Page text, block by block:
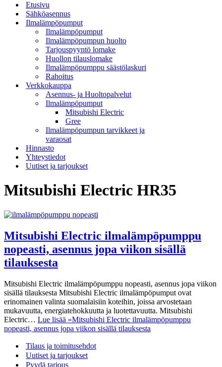
Etusivu
Sähköasennus
Ilmalämpöpumput
Ilmalämpöpumput
Ilmalämpöpumpun huolto
Tarjouspyyntö lomake
Huollon tilauslomake
Ilmalämpöpumppu säästölaskuri
Rahoitus
Verkkokauppa
Asennus- ja Huoltopalvelut
Ilmalämpöpumput
Mitsubishi Electric
Gree
Ilmalämpöpumpun tarvikkeet ja
varaosat
Hinnasto
Yhteystiedot
Uutiset ja tarjoukset
Mitsubishi Electric HR35
Mitsubishi Electric ilmalämpöpumppu
nopeasti, asennus jopa viikon sisällä
tilauksesta
Mitsubishi Electric ilmalämpöpumppu nopeasti, asennus jopa viikon
sisällä tilauksesta Mitsubishi Electric ilmalämpöpumput ovat
erinomainen valinta suomalaisiin koteihin, joissa arvostetaan
mukavuutta, energiatehokkuutta ja luotettavuutta. Mitsubishi
Electric… Lue lisää »Mitsubishi Electric ilmalämpöpumppu
nopeasti, asennus jopa viikon sisällä tilauksesta
Tilaus ja toimitusehdot
Uutiset ja tarjoukset
Pyydä tarjous